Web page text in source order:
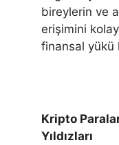
bireylerin ve
erişimini
finansal yükü
Kripto
Yıldızları